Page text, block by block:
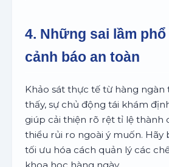
4. Những sai lầm
cảnh báo an toàn
Khảo sát thực tế từ hàng
thấy, sự chủ động tái khám
giúp cải thiện rõ rệt tỉ lệ thành
thiểu rủi ro ngoài ý muốn. Hãy
tối ưu hóa cách quản lý các